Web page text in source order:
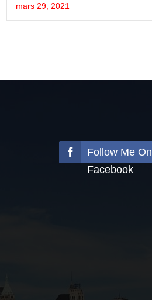
mars 29, 2021
Follow Me On
Facebook